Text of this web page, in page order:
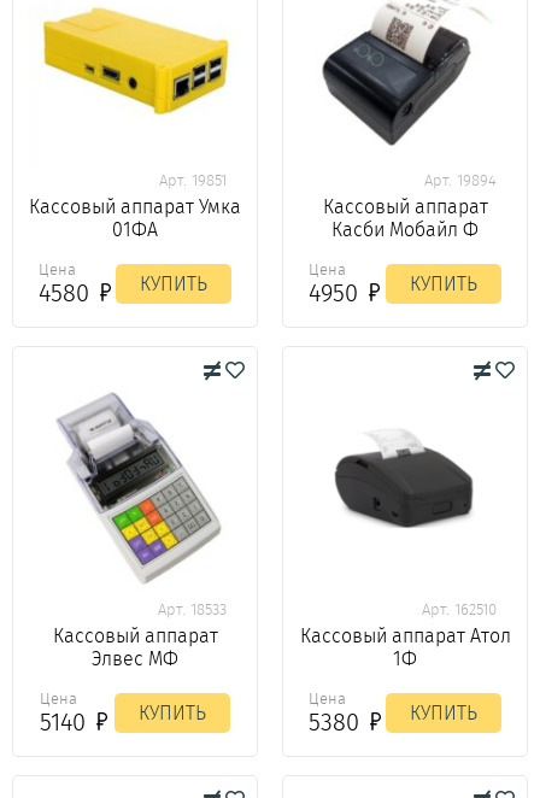
Арт. 19851
Кассовый аппарат Умка
01ФА
Цена
4580 КУПИТЬ
Арт. 19894
Кассовый аппарат
Касби Мобайл Ф
Цена
4950 КУПИТЬ
Арт. 18533
Кассовый аппарат
Элвес МФ
Цена
5140 КУПИТЬ
Арт. 162510
Кассовый аппарат Атол
1Ф
Цена
5380 КУПИТЬ